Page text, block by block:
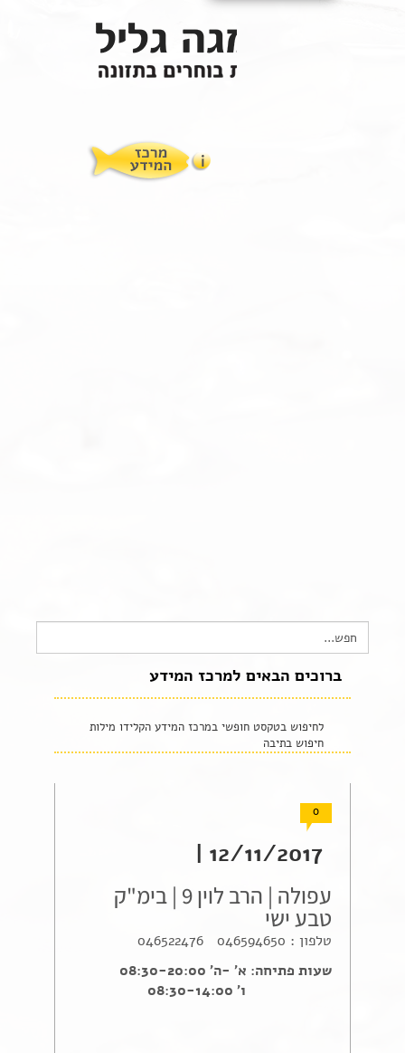
מרכז המטפלים
מרכז המידע
Search
for:
ברוכים הבאים למרכז המידע
לחיפוש בטקסט חופשי במרכז המידע הקלידו מילות
חיפוש בתיבה
0
12/11/2017 |
עפולה | הרב לוין 9 | בימ"ק
טבע ישי
טלפון : 046594650 046522476
שעות פתיחה: א' -ה' 08:30-20:00
ו' 08:30-14:00